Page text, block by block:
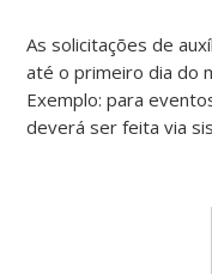
As solicitações de
até o primeiro dia do
Exemplo: para
deverá ser feita via